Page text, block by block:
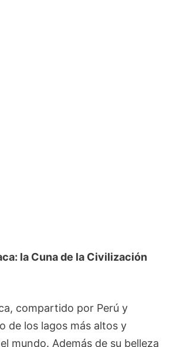
la Cuna de la Civilización
compartido por Perú y
de los lagos más altos y
mundo. Además de su belleza